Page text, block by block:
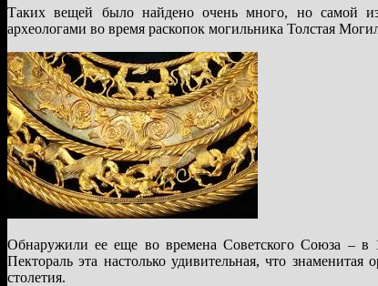
Таких вещей было найдено очень много, но самой
археологами во время раскопок могильника Толстая
Обнаружили ее еще во времена Советского Союза –
Пектораль эта настолько удивительная, что
столетия.